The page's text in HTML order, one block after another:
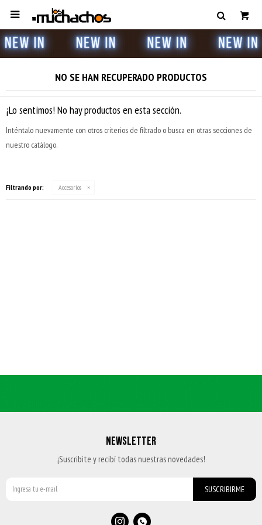

NO SE HAN RECUPERADO PRODUCTOS
¡Lo sentimos! No hay productos en esta sección.
Inténtalo nuevamente con otros criterios de filtrado o busca en otras secciones de
nuestro catálogo.
Filtrando por: Accesorios
NEWSLETTER
¡Suscribite y recibí todas nuestras novedades!
SUSCRIBIRME
 